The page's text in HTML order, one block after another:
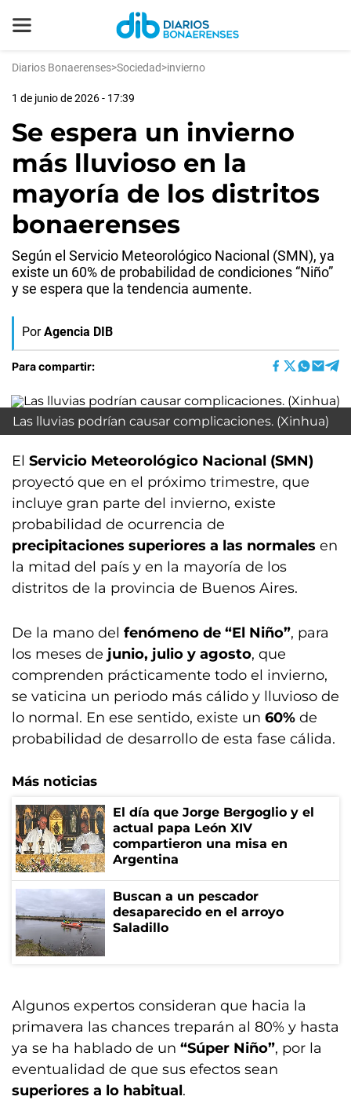
Diarios Bonaerenses>Sociedad>invierno
1 de junio de 2026 - 17:39
Se espera un invierno
más lluvioso en la
mayoría de los distritos
bonaerenses
Según el Servicio Meteorológico Nacional (SMN), ya
existe un 60% de probabilidad de condiciones “Niño”
y se espera que la tendencia aumente.
Por Agencia DIB
Para compartir:
Las lluvias podrían causar complicaciones. (Xinhua)
El Servicio Meteorológico Nacional (SMN)
proyectó que en el próximo trimestre, que
incluye gran parte del invierno, existe
probabilidad de ocurrencia de
precipitaciones superiores a las normales en
la mitad del país y en la mayoría de los
distritos de la provincia de Buenos Aires.
De la mano del fenómeno de “El Niño”, para
los meses de junio, julio y agosto, que
comprenden prácticamente todo el invierno,
se vaticina un periodo más cálido y lluvioso de
lo normal. En ese sentido, existe un 60% de
probabilidad de desarrollo de esta fase cálida.
Más noticias
El día que Jorge Bergoglio y el
actual papa León XIV
compartieron una misa en
Argentina
Buscan a un pescador
desaparecido en el arroyo
Saladillo
Algunos expertos consideran que hacia la
primavera las chances treparán al 80% y hasta
ya se ha hablado de un “Súper Niño”, por la
eventualidad de que sus efectos sean
superiores a lo habitual.